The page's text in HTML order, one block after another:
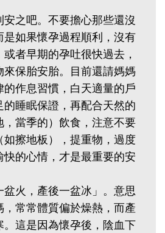
之吧。不要擔心那些還沒
如果懷孕過程順利，沒有
者早期的孕吐很快過去，
保胎安胎。目前還請媽媽
作息習慣，白天適量的戶
睡眠保證，再配合天然的
當季的）飲食，注意不要
擦地板），提重物，過度
的心情，才是最重要的安
火，產後一盆冰」。意思
常常體質偏於燥熱，而產
這是因為懷孕後，陰血下